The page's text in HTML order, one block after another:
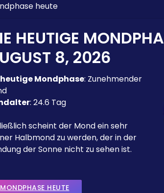
heute
HEUTIGE
8, 2026
heutige Mondphase: Zunehmender
: 24.6 Tag
scheint der Mond ein sehr
Halbmond zu werden, der in der
der Sonne nicht zu sehen ist.
MONDPHASE HEUTE